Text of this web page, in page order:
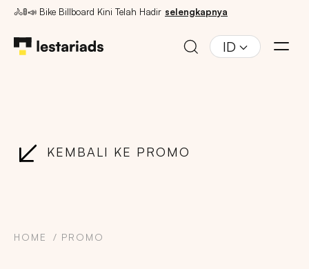
🚴🚦📣 Bike Billboard Kini Telah Hadir selengkapnya
ID
KEMBALI KE PROMO
HOME PROMO